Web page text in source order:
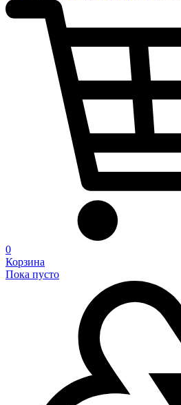
0
Корзина
Пока пусто